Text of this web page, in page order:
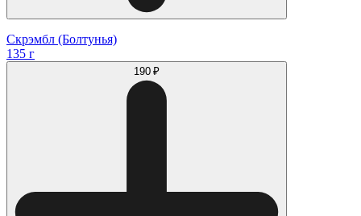
Скрэмбл (Болтунья)
135 г
190 ₽